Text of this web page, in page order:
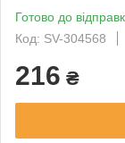
Готово до
Код: SV-304568
216 ₴